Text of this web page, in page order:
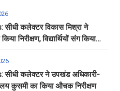
कलेक्टर विकास मिश्रा ने
निरीक्षण, विद्यार्थियों संग किया
सीधी कलेक्टर ने उपखंड अधिकारी-
कुसमी का किया औचक निरीक्षण